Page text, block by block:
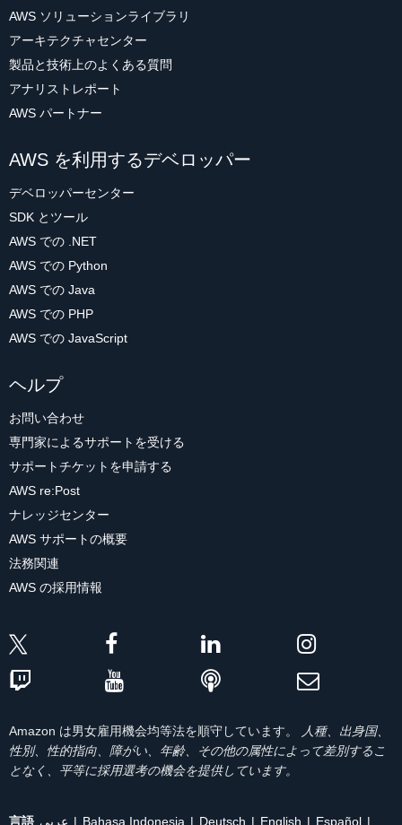
AWS ソリューションライブラリ
アーキテクチャセンター
製品と技術上のよくある質問
アナリストレポート
AWS パートナー
AWS を利用するデベロッパー
デベロッパーセンター
SDK とツール
AWS での .NET
AWS での Python
AWS での Java
AWS での PHP
AWS での JavaScript
ヘルプ
お問い合わせ
専門家によるサポートを受ける
サポートチケットを申請する
AWS re:Post
ナレッジセンター
AWS サポートの概要
法務関連
AWS の採用情報
Amazon は男女雇用機会均等法を順守しています。
人種、出身国、
性別、性的指向、障がい、年齢、その他の属性によって差別するこ
となく、平等に採用選考の機会を提供しています。
言語 عربي Bahasa Indonesia Deutsch English Español